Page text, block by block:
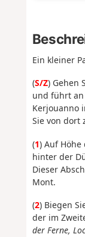
Ein kleiner
(S/Z) Gehen
und führt an
Kerjouanno
Sie von dort
(1) Auf
hinter der
Dieser
Mont.
(2) Biegen
der im
der Ferne,